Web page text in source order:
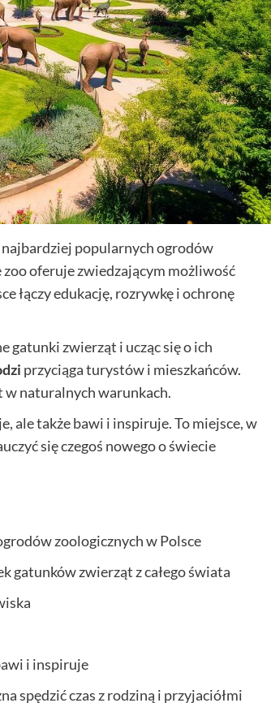
popularnych ogrodów
oferuje zwiedzającym możliwość
łączy edukację, rozrywkę i ochronę
gatunki zwierząt i ucząc się o ich
przyciąga turystów i mieszkańców.
w naturalnych warunkach.
ale także bawi i inspiruje. To miejsce, w
się czegoś nowego o świecie
zoologicznych w Polsce
gatunków zwierząt z całego świata
i inspiruje
spędzić czas z rodziną i przyjaciółmi